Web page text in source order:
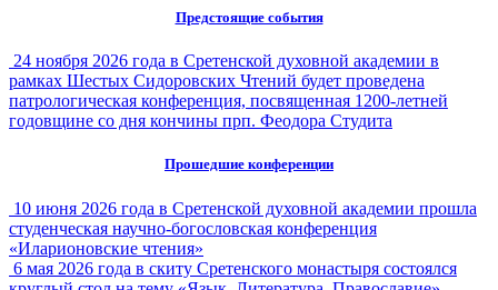
Предстоящие события
24 ноября 2026 года в Сретенской духовной академии в
рамках Шестых Сидоровских Чтений будет проведена
патрологическая конференция, посвященная 1200-летней
годовщине со дня кончины прп. Феодора Студита
Прошедшие конференции
10 июня 2026 года в Сретенской духовной академии прошла
студенческая научно-богословская конференция
«Иларионовские чтения»
6 мая 2026 года в скиту Сретенского монастыря состоялся